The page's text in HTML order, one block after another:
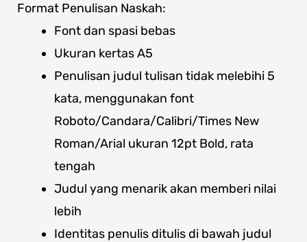
Format Penulisan Naskah:
Font dan spasi bebas
Ukuran kertas A5
Penulisan judul tulisan tidak melebihi 5
kata, menggunakan font
Roboto/Candara/Calibri/Times New
Roman/Arial ukuran 12pt Bold, rata
tengah
Judul yang menarik akan memberi nilai
lebih
Identitas penulis ditulis di bawah judul